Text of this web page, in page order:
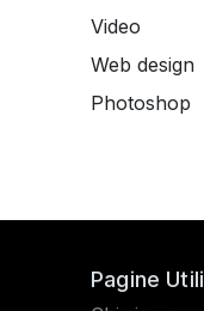
Video
Web design
Photoshop
Pagine Utili